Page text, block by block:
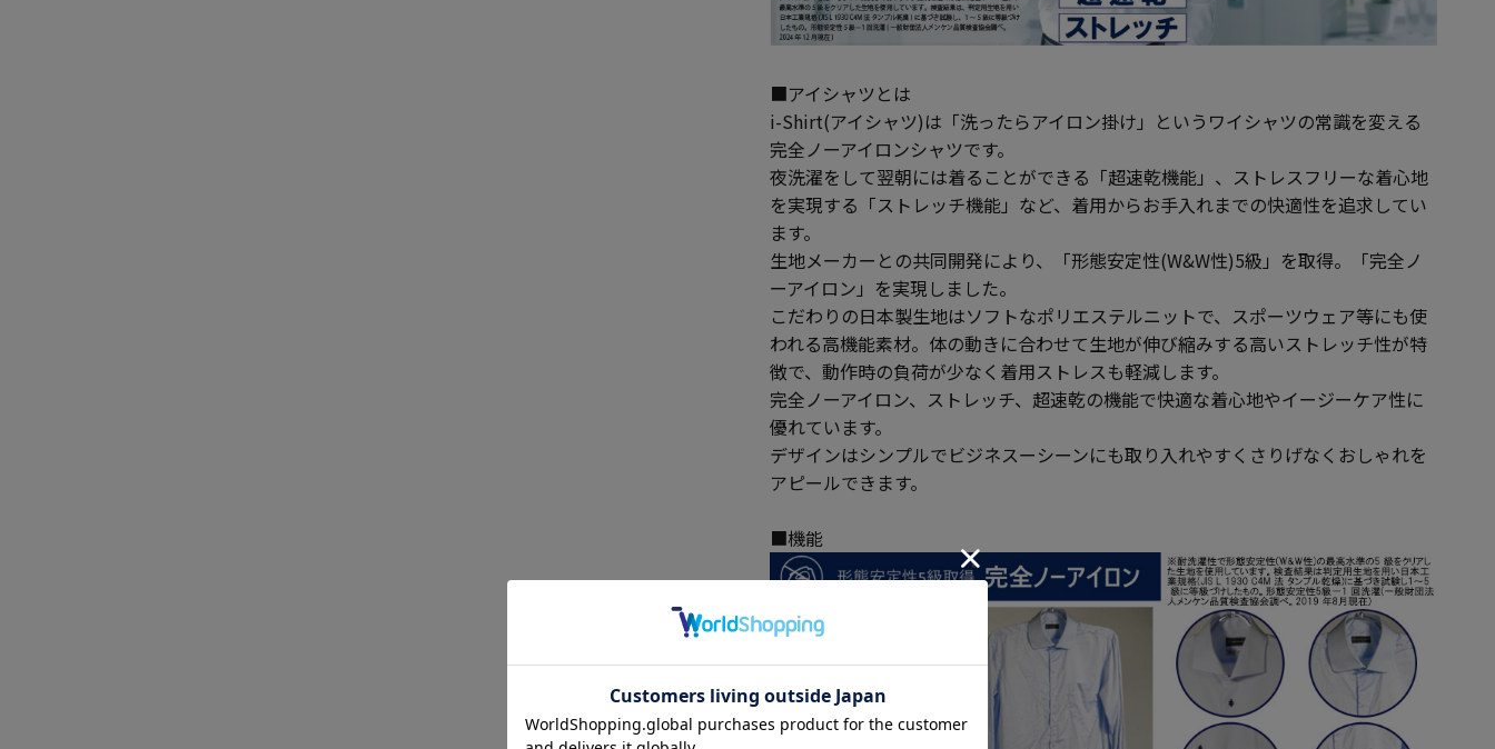
■アイシャツとは
i-Shirt(アイシャツ)は「洗ったらアイロン掛け」というワイシャツの常識を変える
完全ノーアイロンシャツです。
夜洗濯をして翌朝には着ることができる「超速乾機能」、ストレスフリーな着心地
を実現する「ストレッチ機能」など、着用からお手入れまでの快適性を追求してい
ます。
生地メーカーとの共同開発により、「形態安定性(W&W性)5級」を取得。「完全ノ
ーアイロン」を実現しました。
こだわりの日本製生地はソフトなポリエステルニットで、スポーツウェア等にも使
われる高機能素材。体の動きに合わせて生地が伸び縮みする高いストレッチ性が特
徴で、動作時の負荷が少なく着用ストレスも軽減します。
完全ノーアイロン、ストレッチ、超速乾の機能で快適な着心地やイージーケア性に
優れています。
デザインはシンプルでビジネスーシーンにも取り入れやすくさりげなくおしゃれを
アピールできます。
■機能